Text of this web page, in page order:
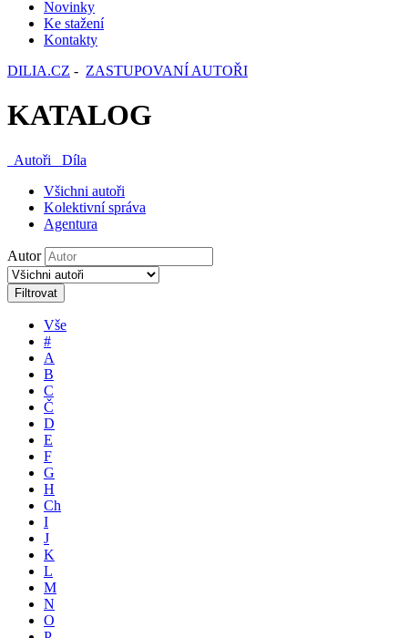
Novinky
Ke stažení
Kontakty
DILIA.CZ - ZASTUPOVANÍ AUTOŘI
KATALOG
Autoři
Díla
Všichni autoři
Kolektivní správa
Agentura
Autor
Filtrovat
Vše
#
A
B
C
Č
D
E
F
G
H
Ch
I
J
K
L
M
N
O